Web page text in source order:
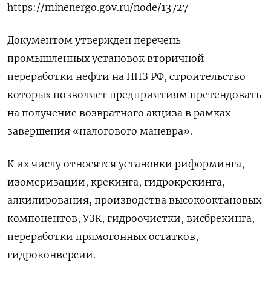
https://minenergo.gov.ru/node/13727
Документом утвержден перечень
промышленных установок вторичной
переработки нефти на НПЗ РФ, строительство
которых позволяет предприятиям претендовать
на получение возвратного акциза в рамках
завершения «налогового маневра».
К их числу относятся установки риформинга,
изомеризации, крекинга, гидрокрекинга,
алкилирования, производства высокооктановых
компонентов, УЗК, гидроочистки, висбрекинга,
переработки прямогонных остатков,
гидроконверсии.